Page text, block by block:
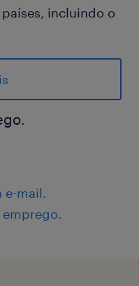
incluindo o
em soluções
e Comunicação
mais de 200 mil
Fundada
pessoas em
atendendo a
e parcerias
sua
e-mail.